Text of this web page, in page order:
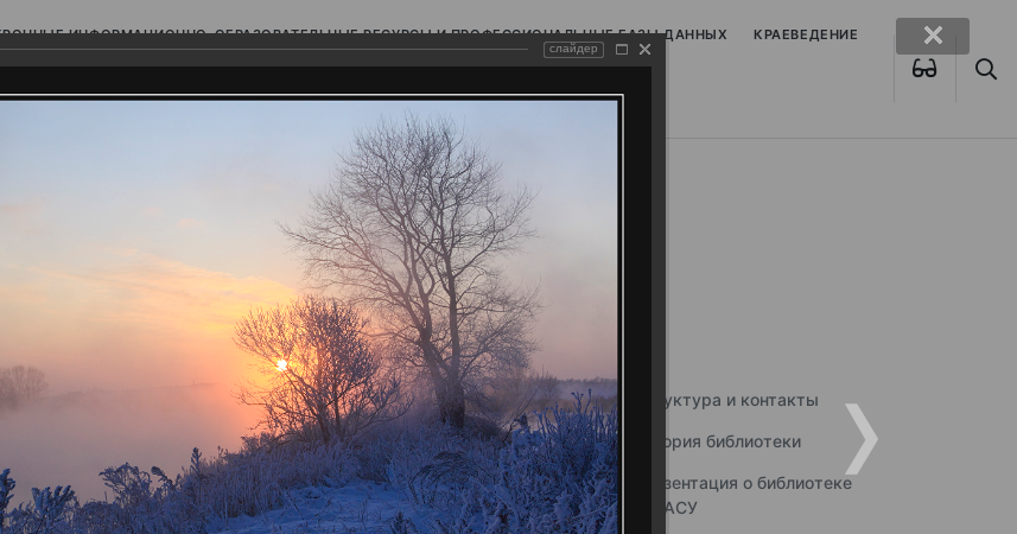
ИНФОРМАЦИОННО-ОБРАЗОВАТЕЛЬНЫЕ РЕСУРСЫ И ПРОФЕССИОНАЛЬНЫЕ БАЗЫ ДАННЫХ КРАЕВЕДЕНИЕ
Структура и контакты
История библиотеки
Презентация о библиотеке
ННГАСУ
слайдер